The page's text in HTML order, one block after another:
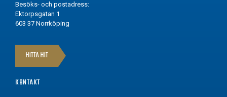
Besöks- och postadress:
Ektorpsgatan 1
603 37 Norrköping
HITTA HIT
KONTAKT